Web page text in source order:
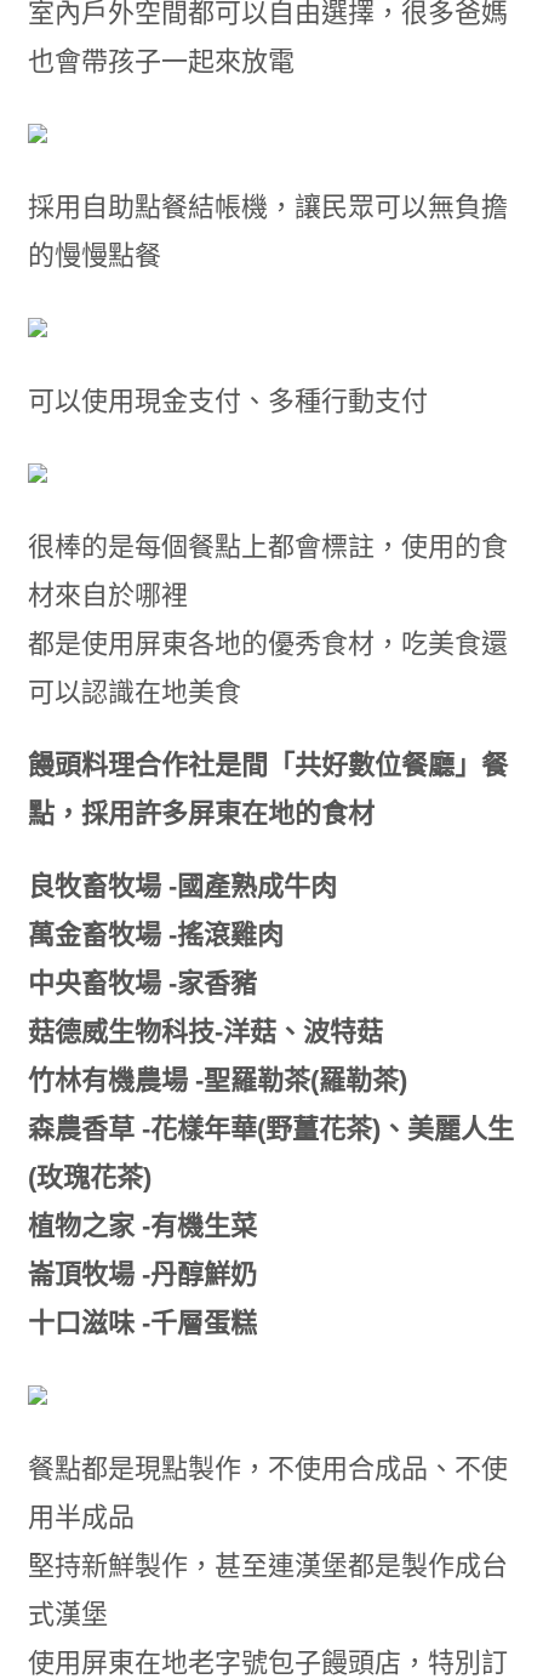
室內戶外空間都可以自由選擇，很多爸媽
也會帶孩子一起來放電
採用自助點餐結帳機，讓民眾可以無負擔
的慢慢點餐
可以使用現金支付、多種行動支付
很棒的是每個餐點上都會標註，使用的食
材來自於哪裡
都是使用屏東各地的優秀食材，吃美食還
可以認識在地美食
饅頭料理合作社是間「共好數位餐廳」餐
點，採用許多屏東在地的食材
良牧畜牧場 -國產熟成牛肉
萬金畜牧場 -搖滾雞肉
中央畜牧場 -家香豬
菇德威生物科技-洋菇、波特菇
竹林有機農場 -聖羅勒茶(羅勒茶)
森農香草 -花樣年華(野薑花茶)、美麗人生
(玫瑰花茶)
植物之家 -有機生菜
崙頂牧場 -丹醇鮮奶
十口滋味 -千層蛋糕
餐點都是現點製作，不使用合成品、不使
用半成品
堅持新鮮製作，甚至連漢堡都是製作成台
式漢堡
使用屏東在地老字號包子饅頭店，特別訂